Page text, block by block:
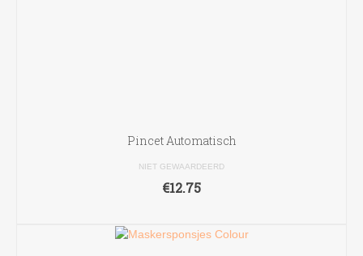
Pincet Automatisch
NIET GEWAARDEERD
€12.75